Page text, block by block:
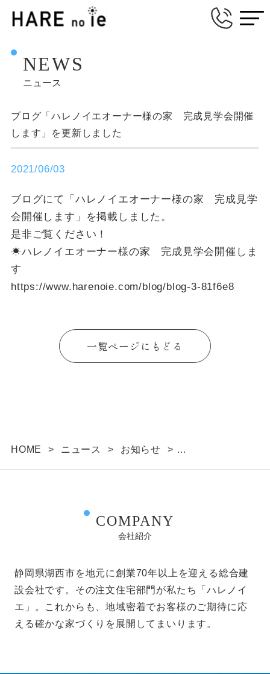
NEWS
ニュース
ブログ「ハレノイエオーナー様の家 完成見学会開催
します」を更新しました
2021/06/03
ブログにて「ハレノイエオーナー様の家 完成見学
会開催します」を掲載しました。
是非ご覧ください！
☀ハレノイエオーナー様の家 完成見学会開催しま
す
https://www.harenoie.com/blog/blog-3-81f6e8
一覧ページにもどる
HOME > ニュース > お知らせ
>
COMPANY
会社紹介
静岡県湖西市を地元に創業70年以上を迎える総合建
設会社です。その注文住宅部門が私たち「ハレノイ
エ」。これからも、地域密着でお客様のご期待に応
える確かな家づくりを展開してまいります。